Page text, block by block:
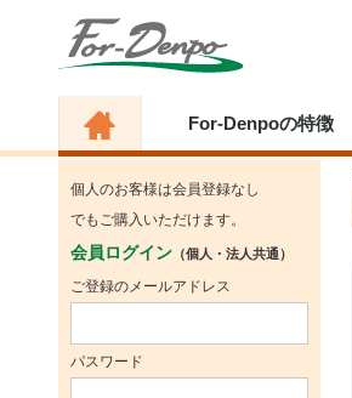
For-Denpoの特徴
個人のお客様は会員登録なし
でもご購入いただけます。
会員ログイン （個人・法人共通）
ご登録のメールアドレス
パスワード